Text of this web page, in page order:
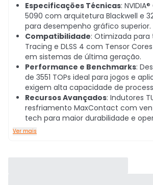
Especificações Técnicas:
5090 com arquitetura Blackwell e
para desempenho gráfico superior.
Compatibilidade: Otimizada para
Tracing e DLSS 4 com Tensor
em sistemas de última geração.
Performance e Benchmarks:
de 3551 TOPs ideal para jogos e
exigem alta capacidade de
Recursos Avançados: Indutores
resfriamento MaxContact com
tech para maior durabilidade e
Ver mais